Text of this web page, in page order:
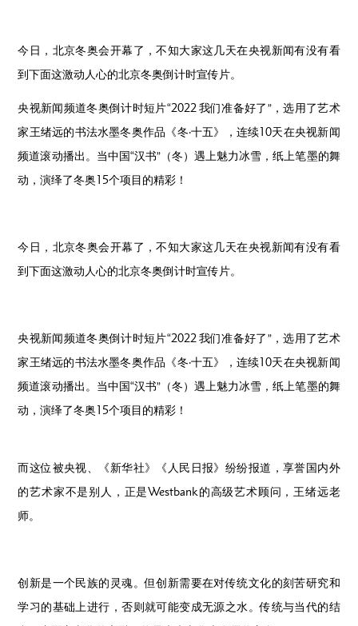
今日，北京冬奥会开幕了，不知大家这几天在央视新闻有没有看
到下面这激动人心的北京冬奥倒计时宣传片。
央视新闻频道冬奥倒计时短片“2022 我们准备好了”，选用了艺术
家王绪远的书法水墨冬奥作品《冬·十五》，连续10天在央视新闻
频道滚动播出。当中国“汉书”（冬）遇上魅力冰雪，纸上笔墨的舞
动，演绎了冬奥15个项目的精彩！
今日，北京冬奥会开幕了，不知大家这几天在央视新闻有没有看
到下面这激动人心的北京冬奥倒计时宣传片。
央视新闻频道冬奥倒计时短片“2022 我们准备好了”，选用了艺术
家王绪远的书法水墨冬奥作品《冬·十五》，连续10天在央视新闻
频道滚动播出。当中国“汉书”（冬）遇上魅力冰雪，纸上笔墨的舞
动，演绎了冬奥15个项目的精彩！
而这位被央视、《新华社》《人民日报》纷纷报道，享誉国内外
的艺术家不是别人，正是Westbank的高级艺术顾问，王绪远老
师。
创新是一个民族的灵魂。但创新需要在对传统文化的刻苦研究和
学习的基础上进行，否则就可能变成无源之水。传统与当代的结